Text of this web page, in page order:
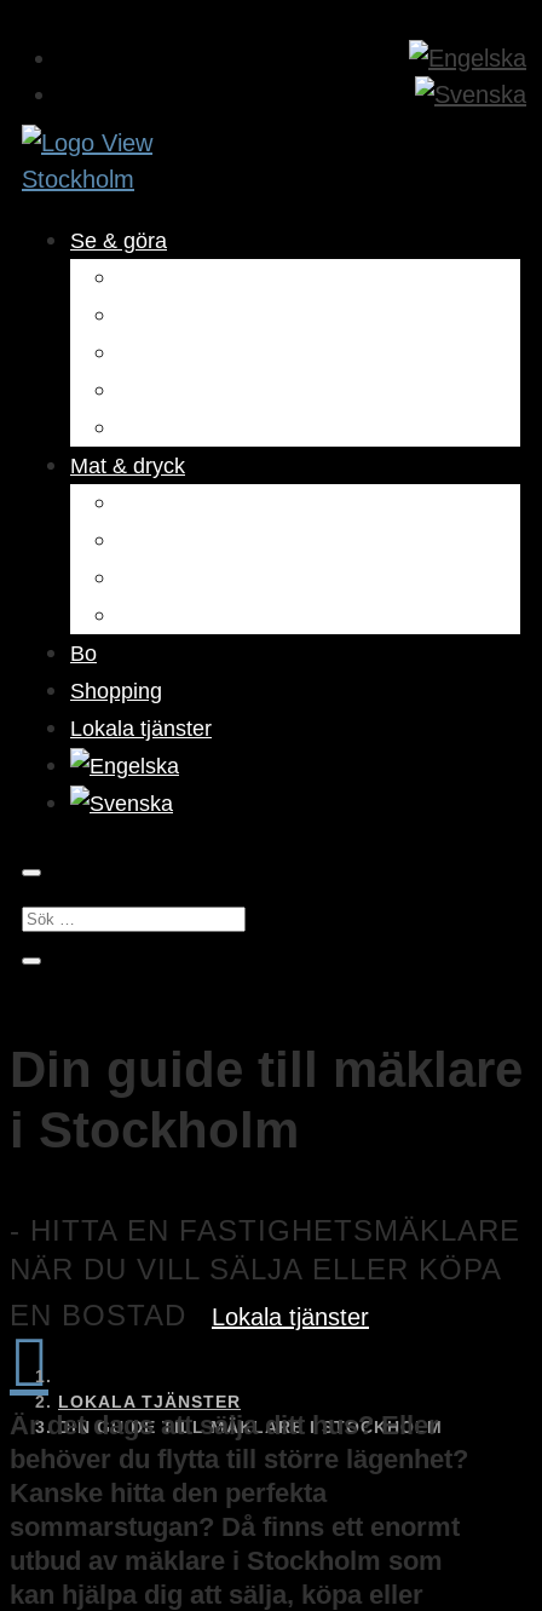
Se & göra
Mat & dryck
Bo
Shopping
Lokala tjänster
Din guide till mäklare
i Stockholm
- HITTA EN FASTIGHETSMÄKLARE
NÄR DU VILL SÄLJA ELLER KÖPA
EN BOSTAD
Lokala tjänster

LOKALA TJÄNSTER
DIN GUIDE TILL MÄKLARE I STOCKHOLM
Är det dags att sälja ditt hus? Eller
behöver du flytta till större lägenhet?
Kanske hitta den perfekta
sommarstugan? Då finns ett enormt
utbud av mäklare i Stockholm som
kan hjälpa dig att sälja, köpa eller